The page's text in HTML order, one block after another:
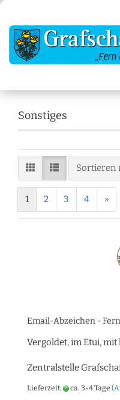
Sonstiges
Sortieren
1 2 3 4 »
Email-Abzeichen -
Vergoldet, im Etui,
Zentralstelle
Lieferzeit: ca. 3-4 Tage